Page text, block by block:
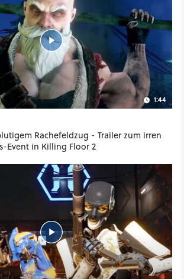
1:44
Rachefeldzug - Trailer zum irren
Event in Killing Floor 2